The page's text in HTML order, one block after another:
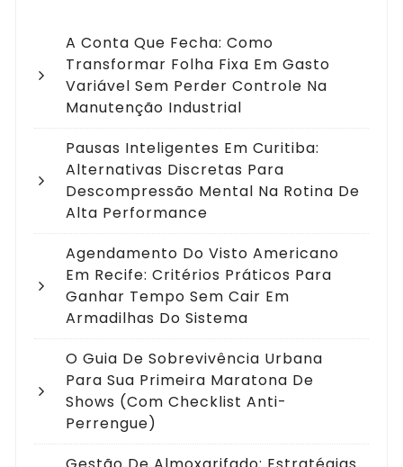
A Conta Que Fecha: Como
Transformar Folha Fixa Em Gasto
Variável Sem Perder Controle Na
Manutenção Industrial
Pausas Inteligentes Em Curitiba:
Alternativas Discretas Para
Descompressão Mental Na Rotina De
Alta Performance
Agendamento Do Visto Americano
Em Recife: Critérios Práticos Para
Ganhar Tempo Sem Cair Em
Armadilhas Do Sistema
O Guia De Sobrevivência Urbana
Para Sua Primeira Maratona De
Shows (com Checklist Anti-
Perrengue)